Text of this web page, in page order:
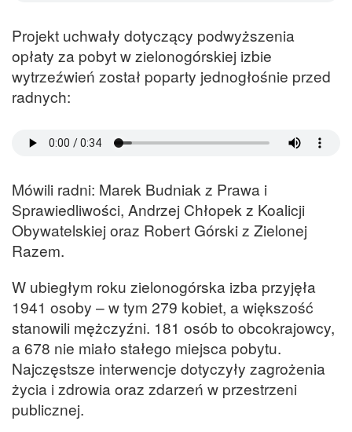
Projekt uchwały dotyczący podwyższenia
opłaty za pobyt w zielonogórskiej izbie
wytrzeźwień został poparty jednogłośnie przed
radnych:
Mówili radni: Marek Budniak z Prawa i
Sprawiedliwości, Andrzej Chłopek z Koalicji
Obywatelskiej oraz Robert Górski z Zielonej
Razem.
W ubiegłym roku zielonogórska izba przyjęła
1941 osoby – w tym 279 kobiet, a większość
stanowili mężczyźni. 181 osób to obcokrajowcy,
a 678 nie miało stałego miejsca pobytu.
Najczęstsze interwencje dotyczyły zagrożenia
życia i zdrowia oraz zdarzeń w przestrzeni
publicznej.